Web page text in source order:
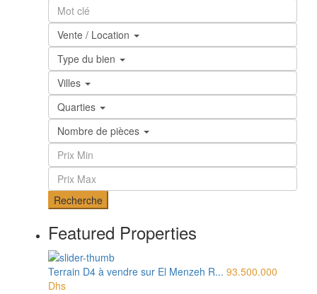
Vente / Location
Type du bien
Villes
Quarties
Nombre de pièces
Recherche
Featured Properties
Terrain D4 à vendre sur El Menzeh R... 93.500.000
Dhs